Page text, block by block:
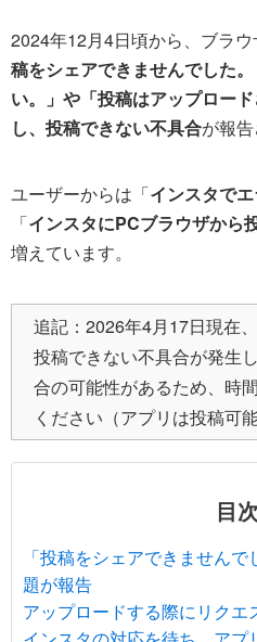
2024年12月4日頃から、ブラ
稿をシェアできませんでした
い。」や「投稿はアップロー
し、投稿できない不具合が報告
ユーザーからは「インスタで
「インスタにPCブラウザから
増えています。
追記：2026年4月17日現在
投稿できない不具合が発生
合の可能性があるため、時
ください（アプリは投稿可能
目次
「投稿をシェアできません
題が報告
アップロードする際にリクエ